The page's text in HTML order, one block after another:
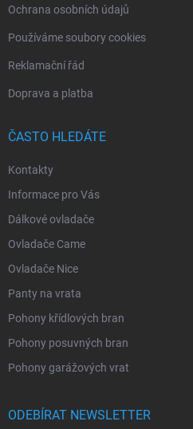
Ochrana osobních údajů
Používáme soubory cookies
Reklamační řád
Doprava a platba
ČASTO HLEDÁTE
Kontakty
Informace pro Vás
Dálkové ovladače
Ovladače Came
Ovladače Nice
Panty na vrata
Pohony křídlových bran
Pohony posuvných bran
Pohony garážových vrat
ODEBÍRAT NEWSLETTER